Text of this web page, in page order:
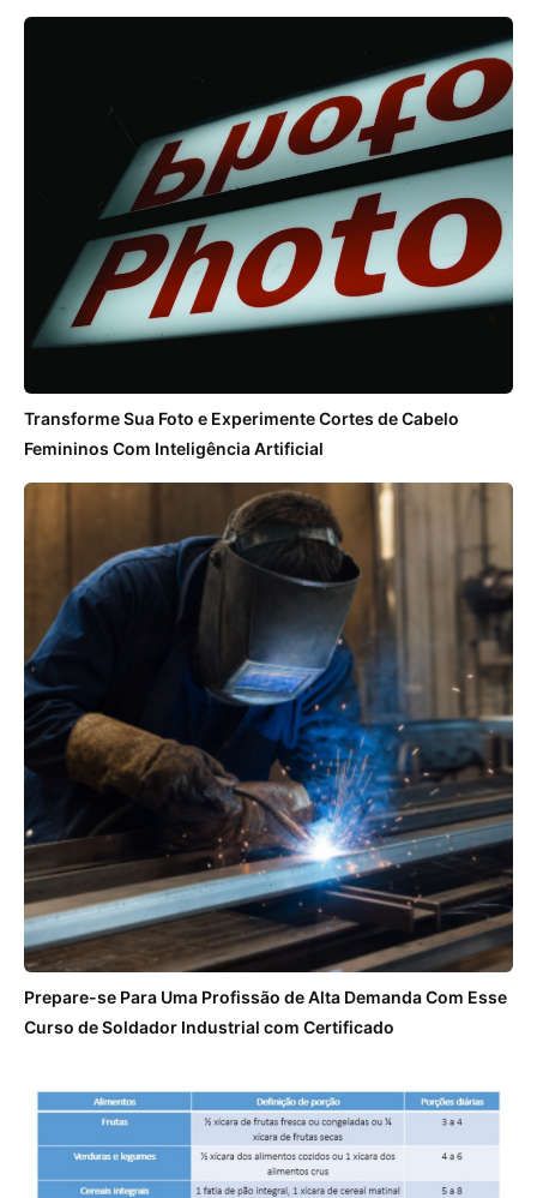
Transforme Sua Foto e Experimente Cortes de Cabelo
Femininos Com Inteligência Artificial
Prepare-se Para Uma Profissão de Alta Demanda Com Esse
Curso de Soldador Industrial com Certificado